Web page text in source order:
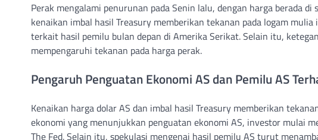
Perak mengalami penurunan pada Senin lalu, dengan harga berada
kenaikan imbal hasil Treasury memberikan tekanan pada logam
terkait hasil pemilu bulan depan di Amerika Serikat. Selain itu,
mempengaruhi tekanan pada harga perak.
Pengaruh Penguatan Ekonomi AS dan Pemilu AS
Kenaikan harga dolar AS dan imbal hasil Treasury memberikan
ekonomi yang menunjukkan penguatan ekonomi AS, investor mulai
The Fed. Selain itu, spekulasi mengenai hasil pemilu AS turut